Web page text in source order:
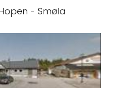
- Smøla